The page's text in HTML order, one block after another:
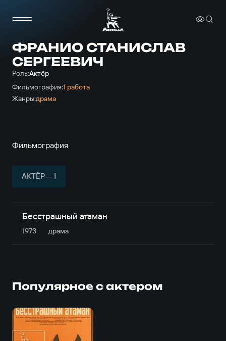
ФРАНИО СТАНИСЛАВ
СЕРГЕЕВИЧ
Роль:Актёр
Фильмография:1 работа
Жанры:драма
Фильмография
АКТЁР — 1
Бесстрашный атаман
1973 драма
Популярное с актером